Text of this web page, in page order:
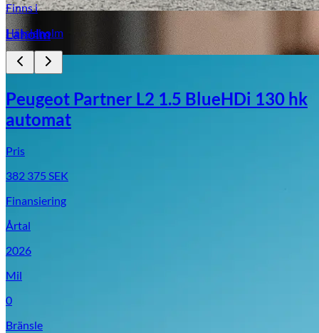
Laholm
Finns i
Hässleholm
Peugeot Partner L2 1.5 BlueHDi 130 hk
automat
Pris
382 375 SEK
Finansiering
Årtal
2026
Mil
0
Bränsle